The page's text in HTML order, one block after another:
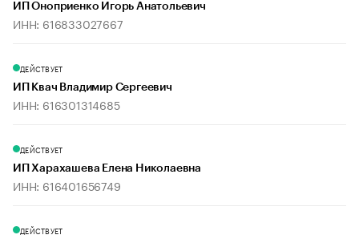
ИП Оноприенко Игорь Анатольевич
ИНН: 616833027667
ДЕЙСТВУЕТ
ИП Квач Владимир Сергеевич
ИНН: 616301314685
ДЕЙСТВУЕТ
ИП Харахашева Елена Николаевна
ИНН: 616401656749
ДЕЙСТВУЕТ